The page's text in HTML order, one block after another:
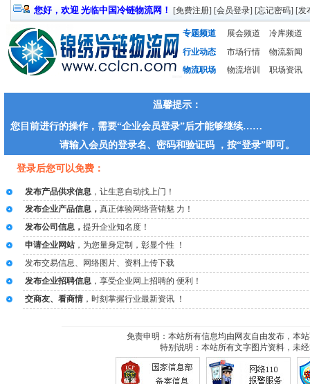
您好，欢迎 光临中国冷链物流网！ [免费注册] [会员登录] [忘记密码] [发
专题频道 展会频道
冷库频道
行业动态
市场行情
物流新闻
物流职场
物流培训 职场资讯
温馨提示：
您目前进行的操作，需要“企业会员登录”后才能够继续……
请输入会员的登录名、密码和验证码 ，按“登录”即可。
登录后您可以免费：
发布产品供求信息 ，让生意自动找上门！
发布企业产品信息， 真正体验网络营销魅 力！
发布公司信息， 提升企业知名度！
申请企业网站 ，为您量身定制，彰显个性 ！
发布交易信息、网络图片、资料上传下载
发布企业招聘信息 ，享受企业网上招聘的 便利！
交商友、看商情 ，时刻掌握行业最新资讯 ！
免责申明：本站所有信息均由网友自由发布，本
特别说明：本站所有文字图片资料，未